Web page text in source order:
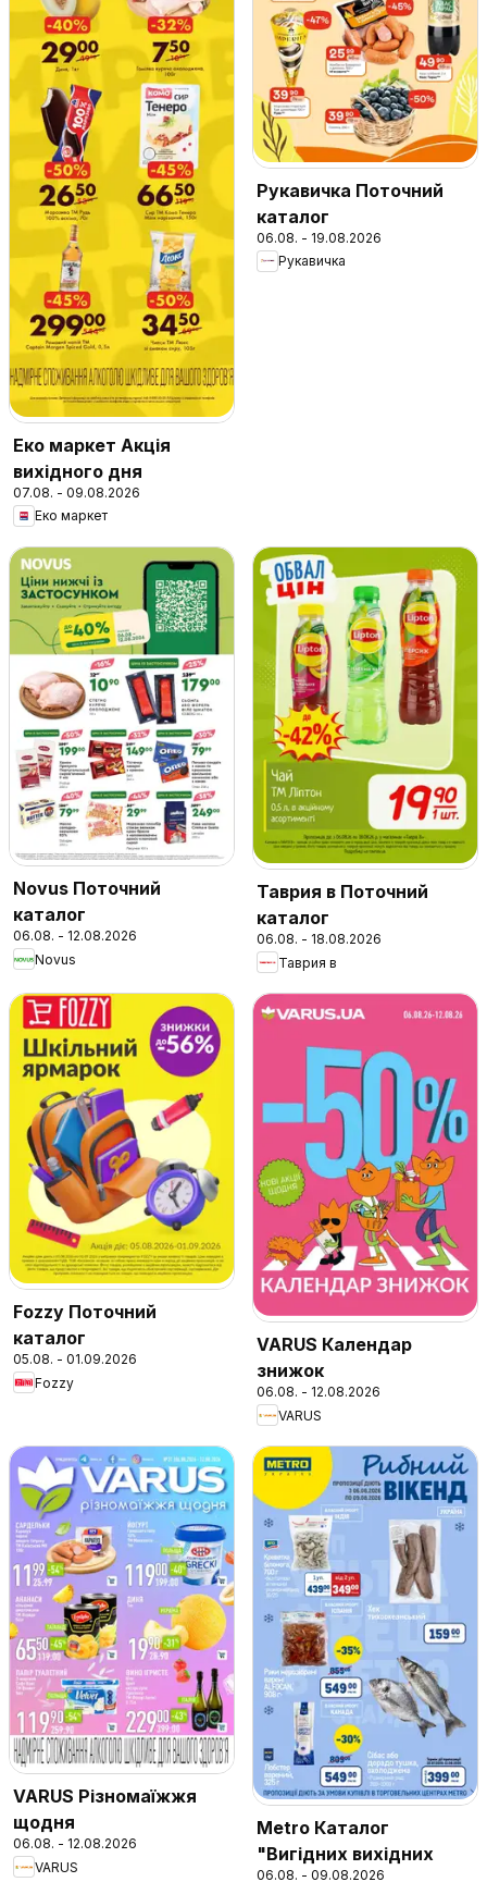
Еко маркет Акція
вихідного дня
07.08. - 09.08.2026
Еко маркет
Рукавичка Поточний
каталог
06.08. - 19.08.2026
Рукавичка
Novus Поточний
каталог
06.08. - 12.08.2026
Novus
Таврия в Поточний
каталог
06.08. - 18.08.2026
Таврия в
Fozzy Поточний
каталог
05.08. - 01.09.2026
Fozzy
VARUS Календар
знижок
06.08. - 12.08.2026
VARUS
VARUS Різномаїжжя
щодня
06.08. - 12.08.2026
VARUS
Metro Каталог
"Вигідних вихідних
06.08. - 09.08.2026